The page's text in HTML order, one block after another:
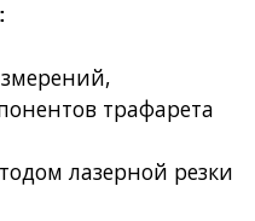
трафарета
лазерной резки